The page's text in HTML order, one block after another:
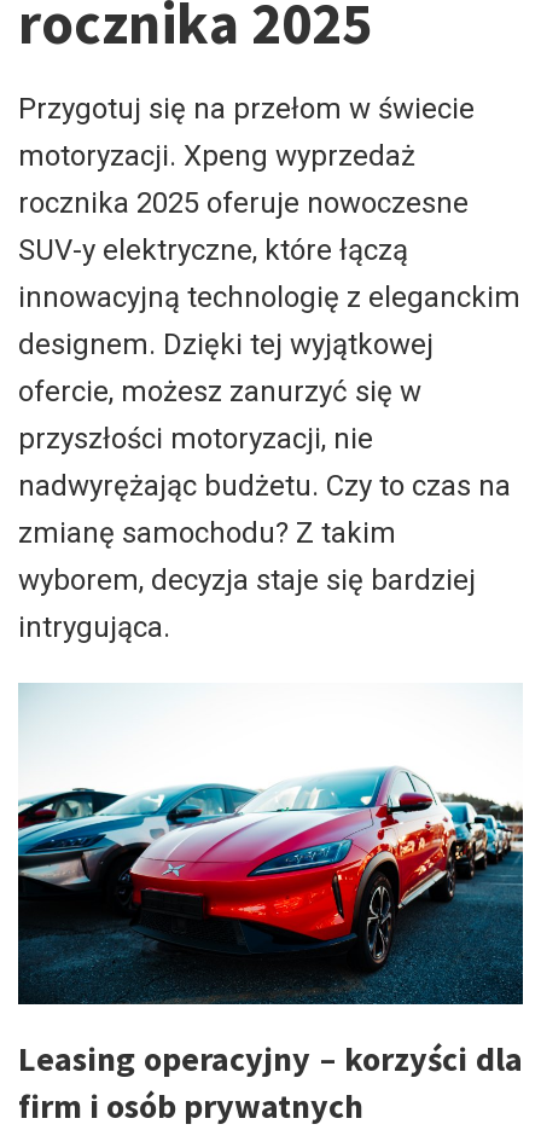
rocznika 2025
​Przygotuj się na przełom w świecie
motoryzacji. Xpeng wyprzedaż
rocznika 2025 oferuje nowoczesne
SUV-y elektryczne, które łączą
innowacyjną technologię z eleganckim
designem. Dzięki tej wyjątkowej
ofercie, możesz zanurzyć się w
przyszłości motoryzacji, nie
nadwyrężając budżetu. Czy to czas na
zmianę samochodu? Z takim
wyborem, decyzja staje się bardziej
intrygująca.
Leasing operacyjny – korzyści dla
firm i osób prywatnych